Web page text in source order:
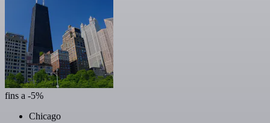
fins a -5%
Chicago